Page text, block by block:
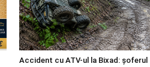
Accident cu ATV-ul la Bixad: șoferul